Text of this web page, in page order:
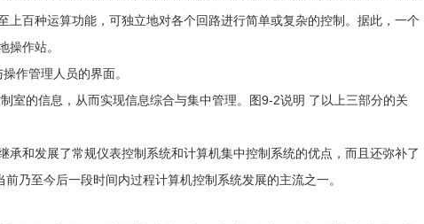
百种运算功能，可独立地对各个回路进行简单或复杂的控制。据此，一个
作站。
作管理人员的界面。
室的信息，从而实现信息综合与集中管理。图9-2说明 了以上三部分的关
和发展了常规仪表控制系统和计算机集中控制系统的优点，而且还弥补了
乃至今后一段时间内过程计算机控制系统发展的主流之一。